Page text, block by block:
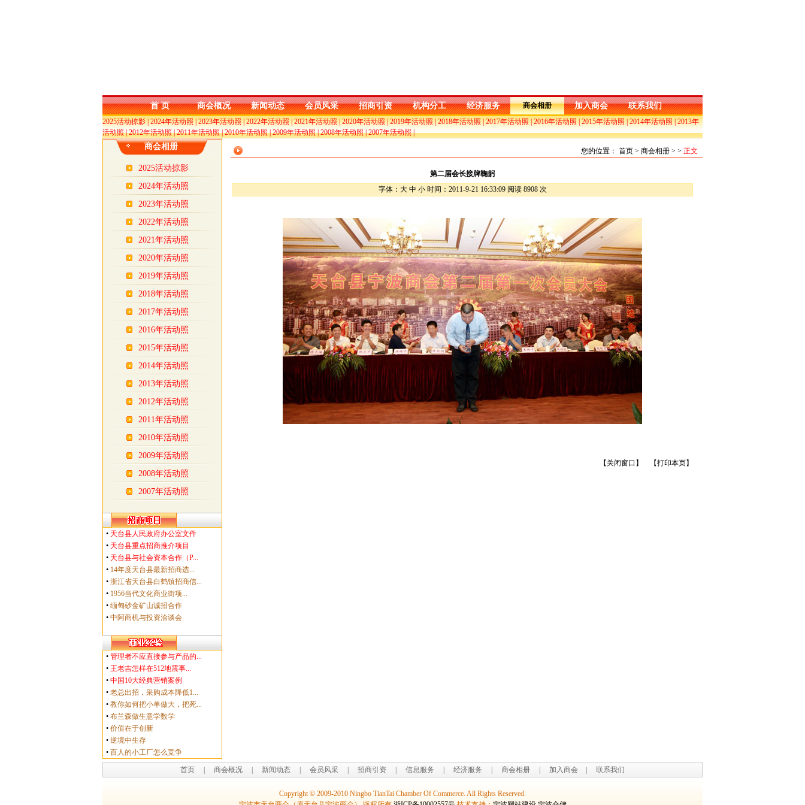
首 页 商会概况 新闻动态 会员风采 招商引资 机构分工 经济服务 商会相册 加入商会 联系我们
2025活动掠影|2024年活动照|2023年活动照|2022年活动照|2021年活动照|2020年活动照|2019年活动照|2018年活动照|2017年活动照|2016年活动照|2015年活动照|2014年活动照|2013年
活动照|2012年活动照|2011年活动照|2010年活动照|2009年活动照|2008年活动照|2007年活动照|
商会相册
2025活动掠影
2024年活动照
2023年活动照
2022年活动照
2021年活动照
2020年活动照
2019年活动照
2018年活动照
2017年活动照
2016年活动照
2015年活动照
2014年活动照
2013年活动照
2012年活动照
2011年活动照
2010年活动照
2009年活动照
2008年活动照
2007年活动照
• 天台县人民政府办公室文件
• 天台县重点招商推介项目
• 天台县与社会资本合作（P...
• 14年度天台县最新招商选...
• 浙江省天台县白鹤镇招商信...
• 1956当代文化商业街项...
• 缅甸砂金矿山诚招合作
• 中阿商机与投资洽谈会
• 管理者不应直接参与产品的...
• 王老吉怎样在512地震事...
• 中国10大经典营销案例
• 老总出招，采购成本降低1...
• 教你如何把小单做大，把死...
• 布兰森做生意学数学
• 价值在于创新
• 逆境中生存
• 百人的小工厂怎么竞争
您的位置： 首页 > 商会相册 > > 正文
第二届会长接牌鞠躬
字体：大 中 小 时间：2011-9-21 16:33:09 阅读 8908 次
【 关闭窗口 】 【打印本页】
首页 商会概况 新闻动态 会员风采 招商引资 信息服务 经济服务 商会相册 加入商会 联系我们
Copyright © 2009-2010 Ningbo TianTai Chamber Of Commerce. All Rights Reserved.